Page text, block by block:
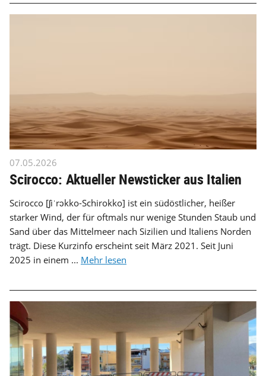
07.05.2026
Scirocco: Aktueller Newsticker aus Italien
Scirocco [ʃiˈrɔkko-Schirokko] ist ein südöstlicher, heißer
starker Wind, der für oftmals nur wenige Stunden Staub und
Sand über das Mittelmeer nach Sizilien und Italiens Norden
trägt. Diese Kurzinfo erscheint seit März 2021. Seit Juni
2025 in einem ... Mehr lesen